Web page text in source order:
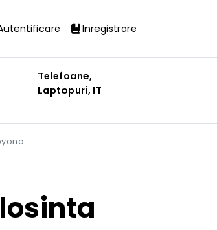
Inregistrare
Telefoane,
Laptopuri, IT